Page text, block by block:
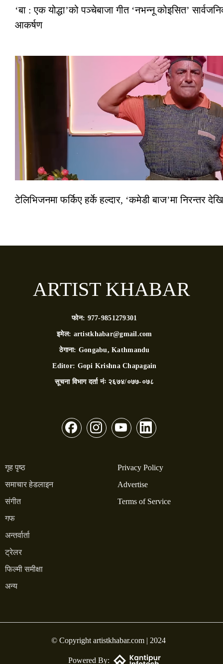
‘बा : एक योद्धा’को पञ्चेबाजा गीत ‘नभन्नू कोइसित’
आकर्षण
टेलिभिजनमा फर्किए हर्के हल्दार, ‘कमेडी बाज’मा निरन्तर
ARTIST KHABAR
फोन: 977-9851279301
इमेल: artistkhabar@gmail.com
ठेगाना: Gongabu, Kathmandu
Editor: Gopi Krishna Chapagain
सूचना विभाग दर्ता नंः २६७४/०७७-०७८
गृह पृष्ठ
समाचार हेडलाइन
संगीत
गफ
अन्तर्वार्ता
ट्रेलर
फिल्मी समीक्षा
अन्य
Privacy Policy
Advertise
Terms of Service
© Copyright artistkhabar.com | 2024
Powered By: